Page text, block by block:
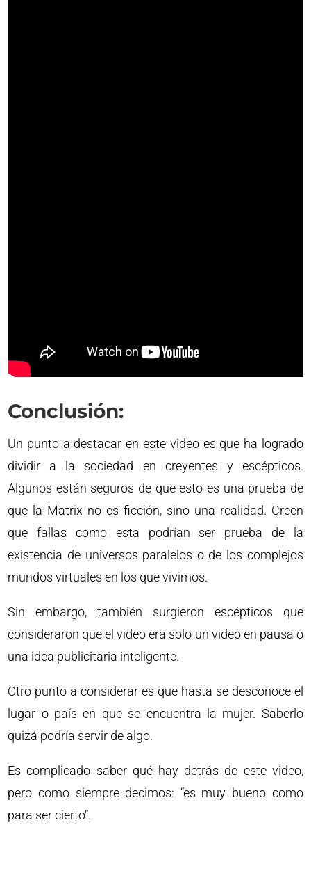
Conclusión:
Un punto a destacar en este video es que ha logrado
dividir a la sociedad en creyentes y escépticos.
Algunos están seguros de que esto es una prueba de
que la Matrix no es ficción, sino una realidad. Creen
que fallas como esta podrían ser prueba de la
existencia de universos paralelos o de los complejos
mundos virtuales en los que vivimos.
Sin embargo, también surgieron escépticos que
consideraron que el video era solo un video en pausa o
una idea publicitaria inteligente.
Otro punto a considerar es que hasta se desconoce el
lugar o país en que se encuentra la mujer. Saberlo
quizá podría servir de algo.
Es complicado saber qué hay detrás de este video,
pero como siempre decimos: “es muy bueno como
para ser cierto”.